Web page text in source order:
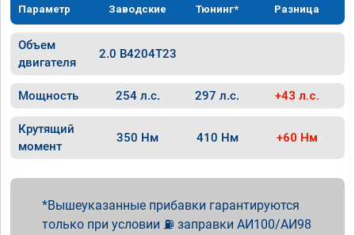
Параметр Заводские Тюнинг* Разница
Объем
двигателя
2.0 B4204T23
Мощность 254 л.с. 297 л.с. +43 л.с.
Крутящий
момент
350 Нм 410 Нм +60 Нм
Вышеуказанные прибавки гарантируются
только при условии ⛽ заправки АИ100/АИ98